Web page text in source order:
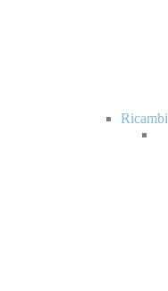
Ricambi